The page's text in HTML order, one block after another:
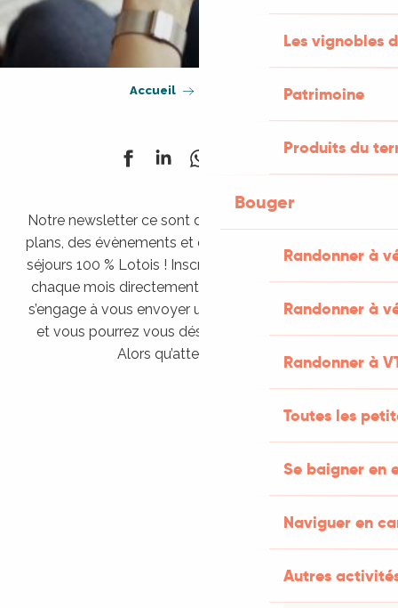
Les vignobles
Patrimoine
Produits du
Bouger
Randonner à
Randonner à
Randonner à
Toutes les
Se baigner en
Naviguer en
Autres
Accueil
Notre newsletter ce sont des découvertes, des bons
plans, des évènements et des bonnes idées pour des
séjours 100 % Lotois ! Inscrivez-vous pour la recevoir
chaque mois directement dans votre boite mail. On
s’engage à vous envoyer un mail maximum par mois
et vous pourrez vous désabonner à tout moment.
Alors qu’attendez-vous ?